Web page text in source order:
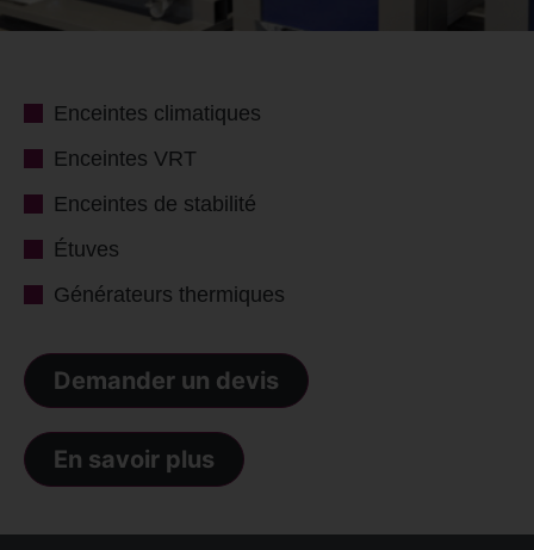
Enceintes climatiques
Enceintes VRT
Enceintes de stabilité
Étuves
Générateurs thermiques
Demander un devis
En savoir plus